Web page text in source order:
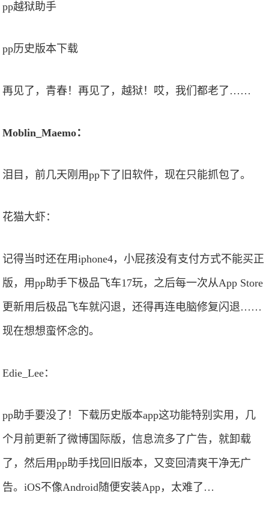
pp越狱助手
pp历史版本下载
再见了，青春！再见了，越狱！哎，我们都老了……
Moblin_Maemo：
泪目，前几天刚用pp下了旧软件，现在只能抓包了。
花猫大虾：
记得当时还在用iphone4，小屁孩没有支付方式不能买正
版，用pp助手下极品飞车17玩，之后每一次从App Store
更新用后极品飞车就闪退，还得再连电脑修复闪退……
现在想想蛮怀念的。
Edie_Lee：
pp助手要没了！下载历史版本app这功能特别实用，几
个月前更新了微博国际版，信息流多了广告，就卸载
了，然后用pp助手找回旧版本，又变回清爽干净无广
告。iOS不像Android随便安装App，太难了…